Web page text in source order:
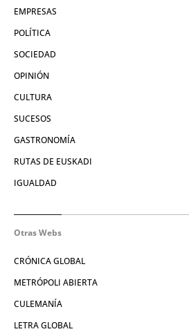
EMPRESAS
POLÍTICA
SOCIEDAD
OPINIÓN
CULTURA
SUCESOS
GASTRONOMÍA
RUTAS DE EUSKADI
IGUALDAD
Otras Webs
CRÓNICA GLOBAL
METRÓPOLI ABIERTA
CULEMANÍA
LETRA GLOBAL